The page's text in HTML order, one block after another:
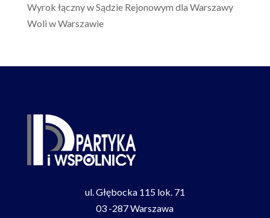
Wyrok łączny w Sądzie Rejonowym dla Warszawy
Woli w Warszawie
ul. Głębocka 115 lok. 71
03 -287 Warszawa